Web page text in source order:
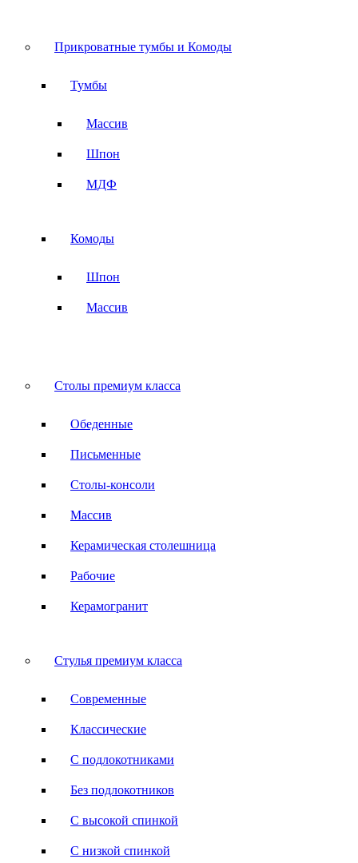
Прикроватные тумбы и Комоды
Тумбы
Массив
Шпон
МДФ
Комоды
Шпон
Массив
Столы премиум класса
Обеденные
Письменные
Столы-консоли
Массив
Керамическая столешница
Рабочие
Керамогранит
Стулья премиум класса
Современные
Классические
С подлокотниками
Без подлокотников
С высокой спинкой
С низкой спинкой